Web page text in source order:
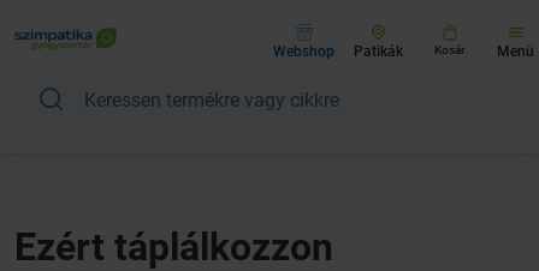
Webshop Patikák Kosár Menü
Ezért táplálkozzon